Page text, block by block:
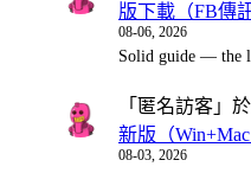
版下載（FB傳
08-06, 2026
Solid guide — the
「 匿名訪客 」
新版（Win+Mac
08-03, 2026